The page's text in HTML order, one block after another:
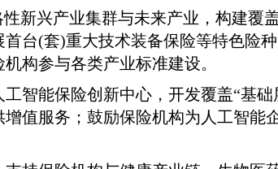
新兴产业集群与未来产业，构建覆
台(套)重大技术装备保险等特色险
构参与各类产业标准建设。
智能保险创新中心，开发覆盖“基
值服务；鼓励保险机构为人工智能